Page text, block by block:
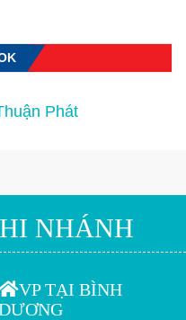
Phát
NHÁNH
VP TẠI BÌNH